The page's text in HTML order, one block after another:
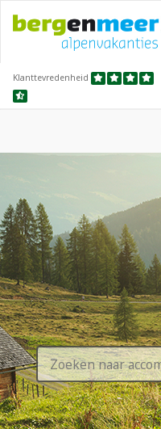
Klanttevredenheid